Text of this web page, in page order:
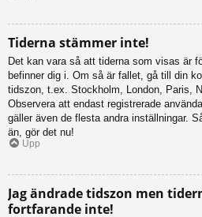
Tiderna stämmer inte!
Det kan vara så att tiderna som visas är
befinner dig i. Om så är fallet, gå till din
tidszon, t.ex. Stockholm, London, Paris,
Observera att endast registrerade
gäller även de flesta andra inställningar.
än, gör det nu!
Upp
Jag ändrade tidszon men
fortfarande inte!